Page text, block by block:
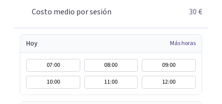
momento de dar el paso a una nueva etapa en tu vida.
Costo medio por sesión
30 €
Hoy Más horas
07:00 08:00
09:00
10:00
11:00 12:00